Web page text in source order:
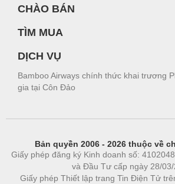
CHÀO BÁN
TÌM MUA
DỊCH VỤ
Bamboo Airways chính thức khai trương
gia tại Côn Đảo
Bản quyền 2006 - 2026 thuộc về
Giấy phép đăng ký Kinh doanh số:
và Đầu Tư cấp ngày 28/03/
Giấy phép Thiết lập trang Tin Điện Tử